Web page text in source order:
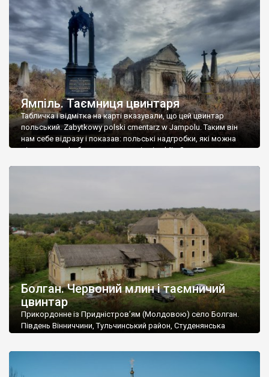
Ямпіль. Таємниця цвинтаря
Табличка і відмітка на карті вказували, що цей цвинтар
польський. Zabytkowy polski cmentarz w Jampolu. Таким він
нам себе відразу і показав: польські надгробки, які можна
віднести до фабричних, польські епітафії… Загалом цвинтар
Болган. Червоний млин і таємничий
цвинтар
Прикордонне із Придністров’ям (Молдовою) село Болган.
Південь Вінниччини, Тульчинський район, Студенянська
старовинний цвинтар із кам’яними хрестами. Всі епітафії, які
збереглися, написані кирилицею, церковнослов’янською